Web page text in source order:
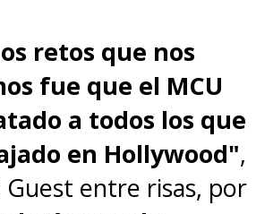
retos que nos
fue que el MCU
a todos los que
en Hollywood",
entre risas, por